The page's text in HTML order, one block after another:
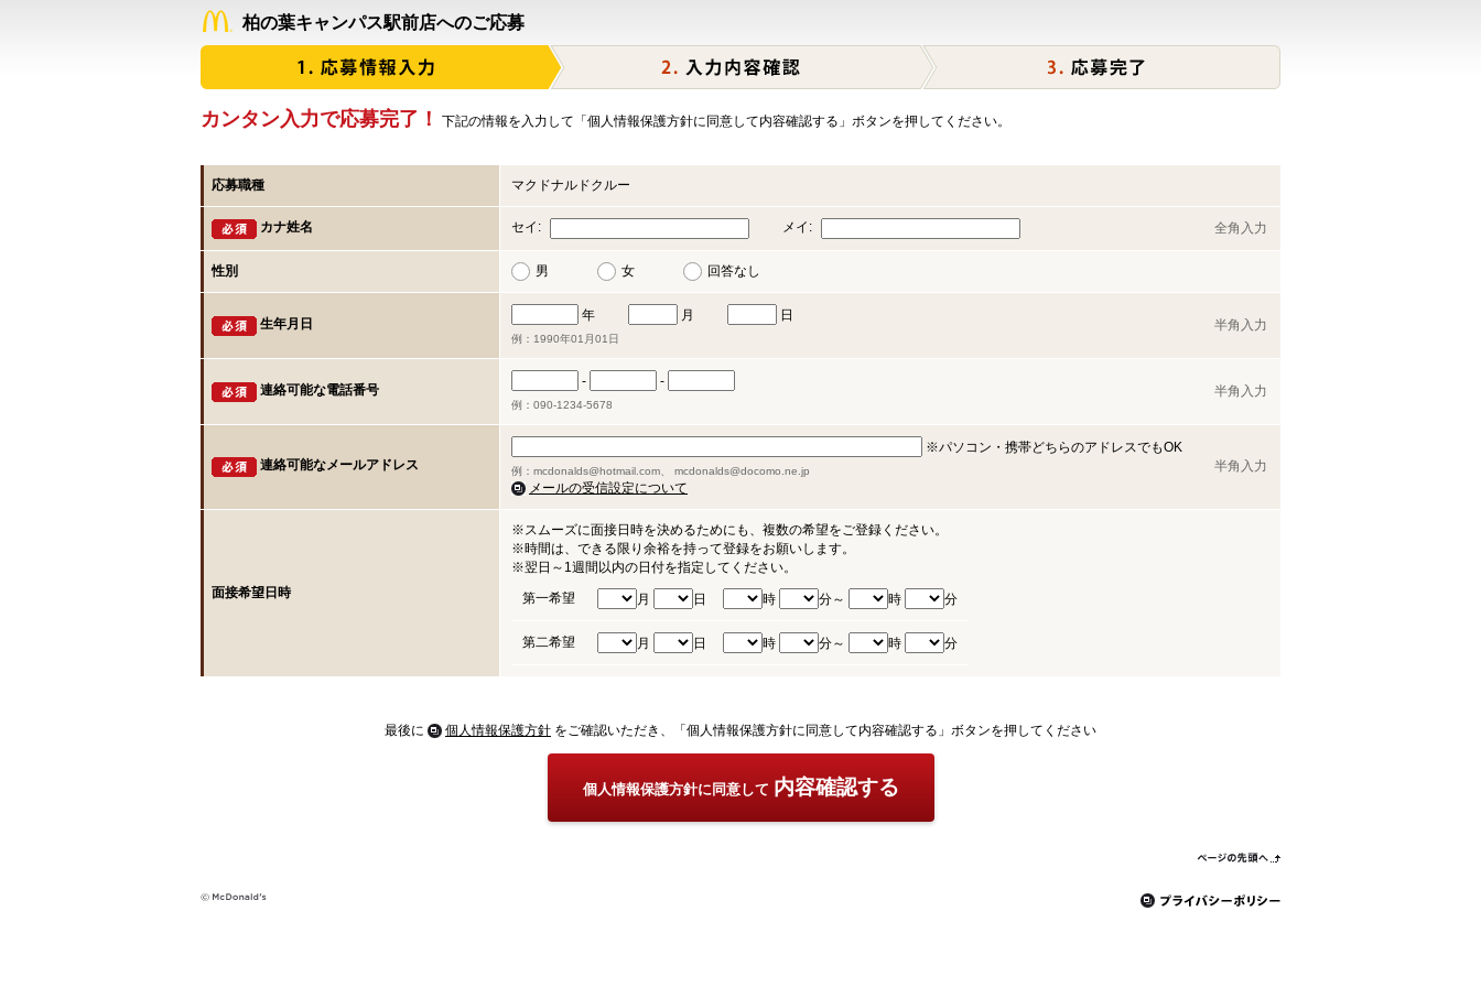
柏の葉キャンパス駅前店へのご応募
カンタン入力で応募完了！ 下記の情報を入力して「個人情報保護方針に同意して内容確認する」ボタンを押してください。
応募職種 マクドナルドクルー
カナ姓名 セイ: メイ: 全角入力
性別 男 女 回答なし
生年月日
年 月 日
例：1990年01月01日
半角入力
連絡可能な電話番号
- -
例：090-1234-5678
半角入力
連絡可能なメールアドレス
※パソコン・携帯どちらのアドレスでもOK
例：mcdonalds@hotmail.com、 mcdonalds@docomo.ne.jp
メールの受信設定について
半角入力
面接希望日時
※スムーズに面接日時を決めるためにも、複数の希望をご登録ください。
※時間は、できる限り余裕を持って登録をお願いします。
※翌日～1週間以内の日付を指定してください。
第一希望
月 日 時 分～ 時 分
第二希望 月 日 時 分～ 時 分
最後に 個人情報保護方針 をご確認いただき、「個人情報保護方針に同意して内容確認する」ボタンを押してください
個人情報保護方針に同意して 内容確認する